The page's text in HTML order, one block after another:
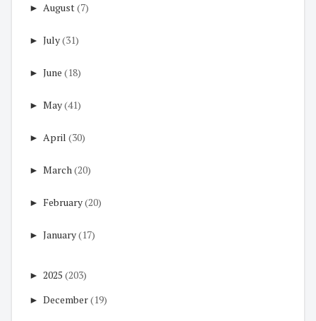
► August(7)
► July(31)
► June (18)
► May(41)
► April (30)
► March(20)
► February(20)
► January(17)
► 2025 (203)
► December(19)